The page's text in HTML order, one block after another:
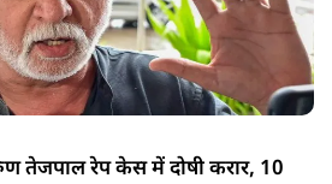
तेजपाल रेप केस में दोषी करार, 10